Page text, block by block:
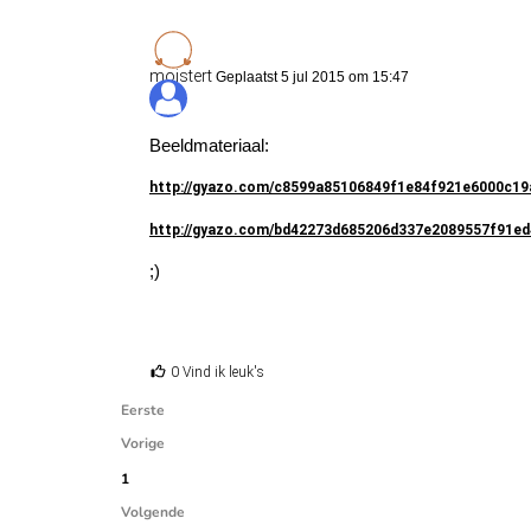
moistert Geplaatst 5 jul 2015 om 15:47
Beeldmateriaal:
http://gyazo.com/
http://gyazo.com/
;)
0 Vind ik leuk's
Eerste
Vorige
1
Volgende